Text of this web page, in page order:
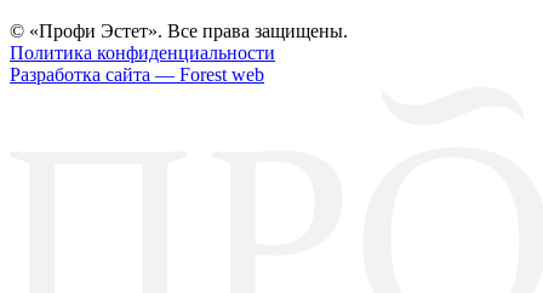
© «Профи Эстет». Все права защищены.
Политика конфиденциальности
Разработка сайта — Forest web